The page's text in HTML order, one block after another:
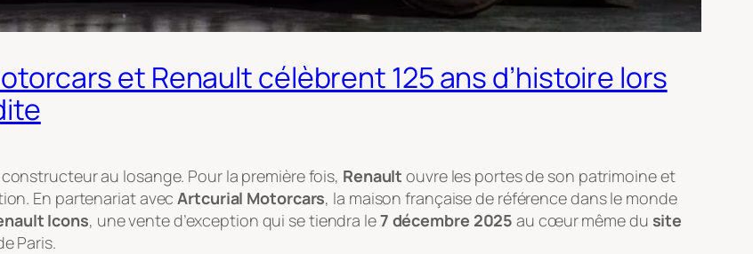
et Renault célèbrent 125 ans d’histoire lors
au losange. Pour la première fois, Renault ouvre les portes de son patrimoine et
En partenariat avecArtcurial Motorcars, la maison française de référence dans le monde
Icons, une vente d’exception qui se tiendra le7 décembre 2025 au cœur même du site
Paris.